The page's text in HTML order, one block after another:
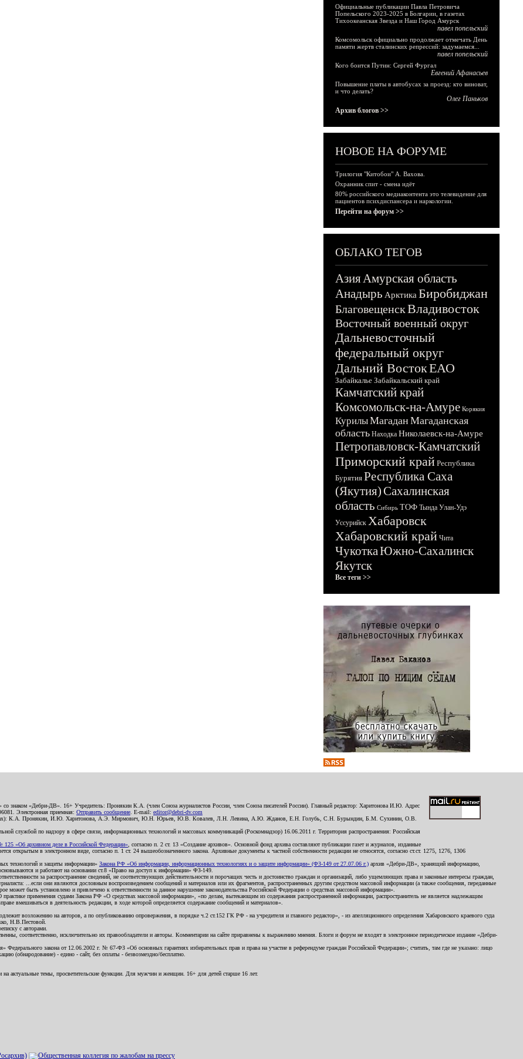
Официальные публикации Павла Петровича
Попельского 2023-2025 в Болгарии, в газетах
Тихоокеанская Звезда и Наш Город Амурск
павел попельский
Комсомольск официально продолжает отмечать День
памяти жертв сталинских репрессий: задумаемся...
павел попельский
Кого боится Путин: Сергей Фургал
Евгений Афанасьев
Повышение платы в автобусах за проезд: кто виноват,
и что делать?
Олег Паньков
Архив блогов >>
НОВОЕ НА ФОРУМЕ
Трилогия "Китобои" А. Вахова.
Охранник спит - смена идёт
80% российского медиаконтента это телевидение для
пациентов психдиспансера и наркологии.
Перейти на форум >>
ОБЛАКО ТЕГОВ
АзияАмурская область
Анадырь Арктика Биробиджан
БлаговещенскВладивосток
Восточный военный округ
Дальневосточный
федеральный округ
Дальний ВостокЕАО
Забайкалье Забайкальский край
Камчатский край
Комсомольск-на-Амуре Корякия
КурилыМагадан Магаданская
область Находка Николаевск-на-Амуре
Петропавловск-Камчатский
Приморский край Республика
Бурятия Республика Саха
(Якутия)Сахалинская
область Сибирь ТОФ Тында Улан-Удэ
Уссурийск Хабаровск
Хабаровский край Чита
ЧукоткаЮжно-Сахалинск
Якутск
Все теги >>
со знаком «Дебри-ДВ». 16+ Учредитель: Пронякин К.А. (член Союза журналистов России, член Союза писателей России). Главный редактор: Харитонова И.Ю. Адрес
Электронная приемная: Отправить сообщение . E-mail: editor@debri-dv.com
началах): К.А. Пронякин, И.Ю. Харитонова, А.Э. Мирмович, Ю.Н. Юрьев, Ю.В. Ковалев, Л.Н. Левина, А.Ю. Жданов, Е.Н. Голубь, С.Н. Бурындин, Б.М. Сухинин, О.В.
службой по надзору в сфере связи, информационных технологий и массовых коммуникаций (Роскомнадзор) 16.06.2011 г. Территория распространения: Российская
«Об архивном деле в Российской Федерации» , согласно п. 2 ст. 13 «Создание архивов». Основной фонд архива составляют публикации газет и журналов, изданные
открытым в электронном виде, согласно п. 1 ст. 24 вышеобозначенного закона. Архивные документы к частной собственности редакции не относятся, согласно ст.ст. 1275, 1276, 1306
технологий и защиты информации» Закона РФ «Об информации, информационных технологиях и о защите информации» (ФЗ-149 от 27.07.06 г.) архив «Дебри-ДВ», хранящий информацию,
и работают на основании ст.8 «Право на доступ к информации» ФЗ-149.
за распространение сведений, не соответствующих действительности и порочащих честь и достоинство граждан и организаций, либо ущемляющих права и законные интересы граждан,
...если они являются дословным воспроизведением сообщений и материалов или их фрагментов, распространенных другим средством массовой информации (а также сообщения, переданные
может быть установлено и привлечено к ответственности за данное нарушение законодательства Российской Федерации о средствах массовой информации».
применения судами Закона РФ «О средствах массовой информации», «по делам, вытекающим из содержания распространенной информации, распространитель не является надлежащим
вмешиваться в деятельность редакции, в ходе которой определяется содержание сообщений и материалов».
возложению на авторов, а по опубликованию опровержения, в порядке ч.2 ст.152 ГК РФ - на учредителя и главного редактор», - из апелляционного определения Хабаровского краевого суда
Н.В.Пестовой.
с авторами.
соответственно, исключительно их правообладатели и авторы. Комментарии на сайте приравнены к выражению мнения. Блоги и форум не входят в электронное периодическое издание «Дебри-
Федерального закона от 12.06.2002 г. № 67-ФЗ «Об основных гарантиях избирательных прав и права на участие в референдуме граждан Российской Федерации»; считать, там где не указано: лицо
(обнародование) - едино - сайт, без оплаты - безвозмездно/бесплатно.
актуальные темы, просветительские функции. Для мужчин и женщин. 16+ для детей старше 16 лет.